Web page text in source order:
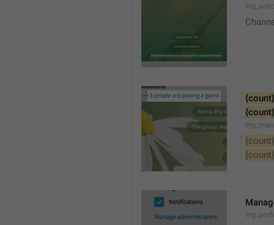
{count}
{count}
{count}
{count}